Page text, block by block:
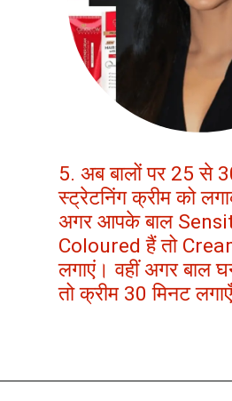
5. अब बालों पर 25 से
स्ट्रेटनिंग क्रीम को
अगर आपके बाल
Coloured हैं तो
लगाएं। वहीं अगर बाल
तो क्रीम 30 मिनट